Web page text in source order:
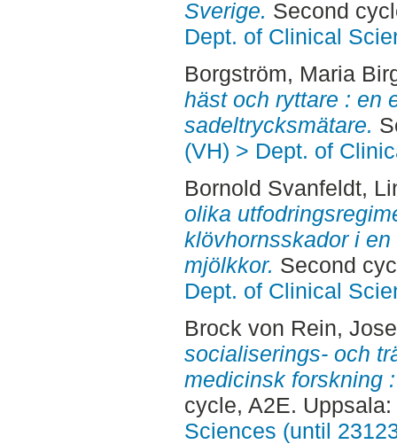
Sverige. Second
Dept. of Clinical
Borgström, Maria
häst och ryttare : en
sadeltrycksmätare.
(VH) > Dept. of
Bornold Svanfeldt,
olika
klövhornsskador i
mjölkkor. Second
Dept. of Clinical
Brock von Rein,
socialiserings- och
medicinsk forskning
cycle, A2E. Uppsala:
Sciences (until